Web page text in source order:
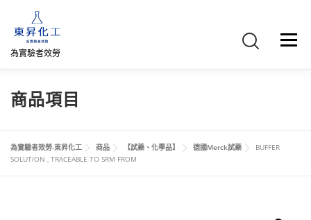
為實驗者效勞
選單
首頁 關於我們
網路商店 直購專區 詢價車、購物車/會員
商品項目
為實驗者效勞-東昇化工 商品 【試藥、化學品】 德國Merck試藥
BUFFER
SOLUTION , TRACEABLE TO SRM FROM